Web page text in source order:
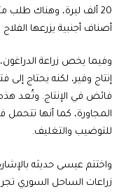
20 ألف ليرة، وهناك طلب
أصناف أجنبية يزرعها
وفيما يخص زراعة
إنتاج وفير، لكنه يحتاج
فائض في الإنتاج. وتُعد
المجاورة، كما أنها
للتوضيب والتغليف.
واختتم عيسى حديثه
زراعات الساحل السوري